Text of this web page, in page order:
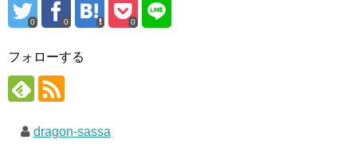
0 0 0
フォローする
dragon-sassa